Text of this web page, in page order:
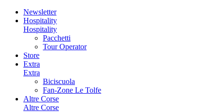
Newsletter
Hospitality
Hospitality
Pacchetti
Tour Operator
Store
Extra
Extra
Biciscuola
Fan-Zone Le Tolfe
Altre Corse
Altre Corse